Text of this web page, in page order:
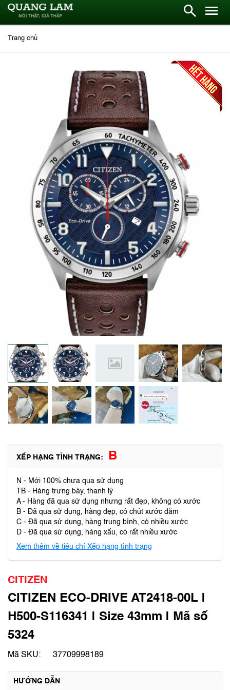
Trang chủ
XẾP HẠNG TÌNH TRẠNG: B
N - Mới 100% chưa qua sử dụng
TB - Hàng trưng bày, thanh lý
A - Hàng đã qua sử dụng nhưng rất đẹp, không có xước
B - Đã qua sử dụng, hàng đẹp, có chút xước dăm
C - Đã qua sử dụng, hàng trung bình, có nhiều xước
D - Đã qua sử dụng, hàng xấu, có rất nhiều xước
Xem thêm về tiêu chí Xếp hạng tình trạng
CITIZEN
CITIZEN ECO-DRIVE AT2418-00L |
H500-S116341 | Size 43mm | Mã số
5324
Mã SKU: 37709998189
HƯỚNG DẪN